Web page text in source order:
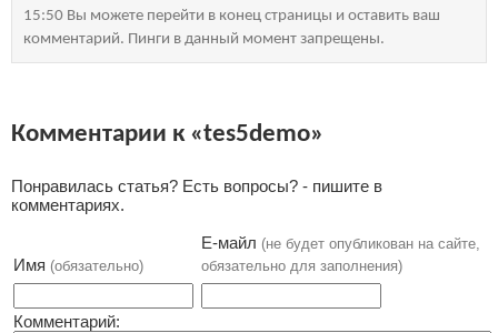
15:50 Вы можете перейти в конец страницы и оставить ваш
комментарий. Пинги в данный момент запрещены.
Комментарии к «tes5demo»
Понравилась статья? Есть вопросы? - пишите в
комментариях.
Имя (обязательно)
Е-майл (не будет опубликован на сайте,
обязательно для заполнения)
Комментарий: